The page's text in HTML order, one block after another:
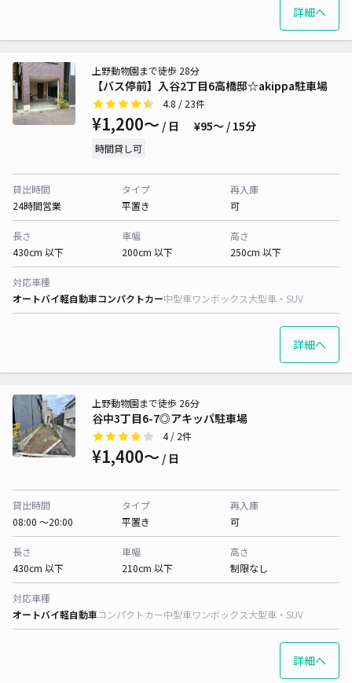
詳細へ
【バス停前】入谷2丁目6高橋邸☆akippa駐車場
上野動物園まで徒歩 28分
4.8 / 23件
¥1,200〜 / 日 ¥95〜 / 15分
時間貸し可
貸出時間
24時間営業
タイプ
平置き
再入庫
可
長さ
430cm 以下
車幅
200cm 以下
高さ
250cm 以下
対応車種
オートバイ軽自動車コンパクトカー中型車ワンボックス大型車・SUV
詳細へ
谷中3丁目6-7◎アキッパ駐車場
上野動物園まで徒歩 26分
4/ 2件
¥1,400〜 / 日
貸出時間
08:00 〜20:00
タイプ
平置き
再入庫
可
長さ
430cm 以下
車幅
210cm 以下
高さ
制限なし
対応車種
オートバイ軽自動車コンパクトカー中型車ワンボックス大型車・SUV
詳細へ